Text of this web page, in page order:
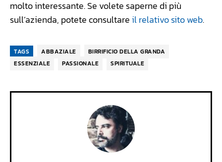
molto interessante. Se volete saperne di più
sull’azienda, potete consultare il relativo sito web.
TAGS ABBAZIALE
BIRRIFICIO DELLA GRANDA
ESSENZIALE
PASSIONALE SPIRITUALE